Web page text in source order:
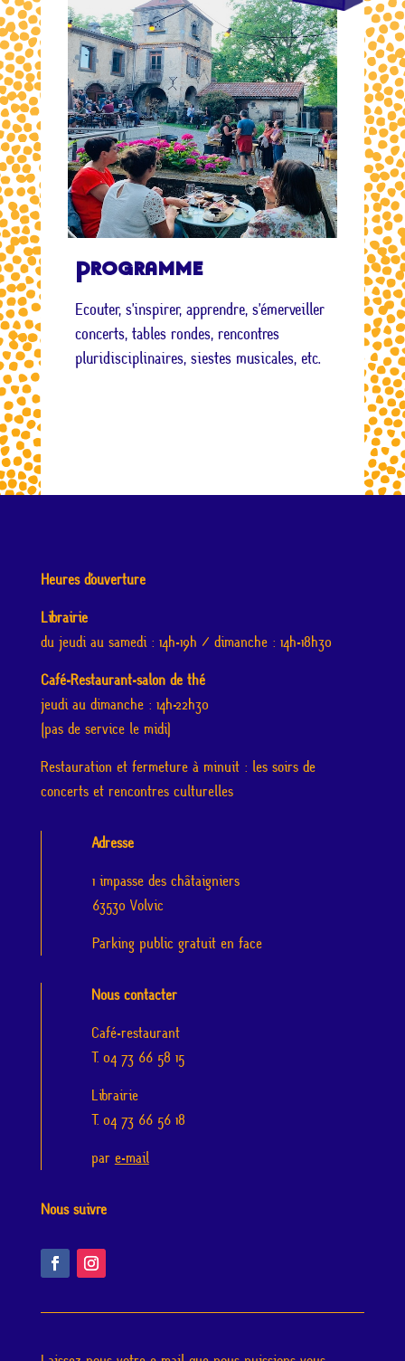
Programme
Ecouter, s’inspirer, apprendre, s’émerveiller
concerts, tables rondes, rencontres
pluridisciplinaires, siestes musicales, etc.
Heures d’ouverture
Librairie
du jeudi au samedi : 14h-19h / dimanche : 14h-18h30
Café-Restaurant-salon de thé
jeudi au dimanche : 14h-22h30
(pas de service le midi)
Restauration et fermeture à minuit : les soirs de
concerts et rencontres culturelles
Adresse
1 impasse des châtaigniers
63530 Volvic
Parking public gratuit en face
Nous contacter
Café-restaurant
T. 04 73 66 58 15
Librairie
T. 04 73 66 56 18
par e-mail
Nous suivre